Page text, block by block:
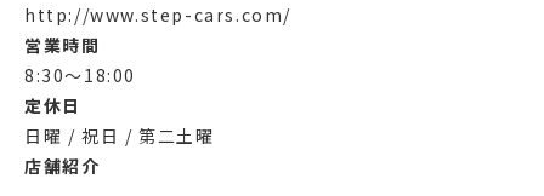
http://www.step-cars.com/
営業時間
8:30～18:00
定休日
日曜 / 祝日 / 第二土曜
店舗紹介